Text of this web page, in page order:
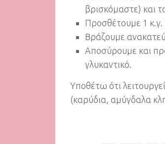
βρισκόμαστε) και
Προσθέτουμε 1 κ.γ.
Βράζουμε
Αποσύρουμε και
γλυκαντικό.
Υποθέτω ότι
(καρύδια, αμύγδαλα